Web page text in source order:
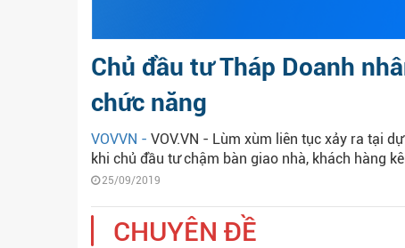
Chủ đầu tư Tháp Doanh
chức năng
VOVVN - VOV.VN - Lùm xùm liên tục xảy ra tại
khi chủ đầu tư chậm bàn giao nhà, khách hàng
25/09/2019
CHUYÊN ĐỀ